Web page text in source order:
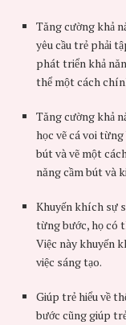
Tăng cường khả
yêu cầu trẻ phải
phát triển khả
thể một cách
Tăng cường khả
học vẽ cá voi
bút và vẽ một
năng cầm bút và
Khuyến khích sự
từng bước, họ có
Việc này khuyến
việc sáng tạo.
Giúp trẻ hiểu về
bước cũng giúp